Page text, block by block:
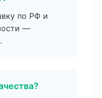
по РФ и
—